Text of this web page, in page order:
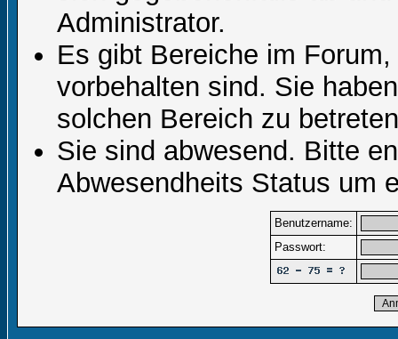
Administrator.
Es gibt Bereiche im
vorbehalten sind. Sie
solchen Bereich zu
Sie sind abwesend. Bitte
Abwesendheits Status um
Benutzername:
Passwort: